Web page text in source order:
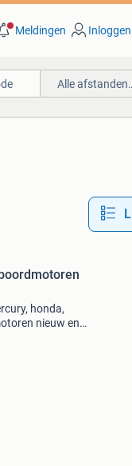
Meldingen Inloggen
Alle
honda,
nieuw en